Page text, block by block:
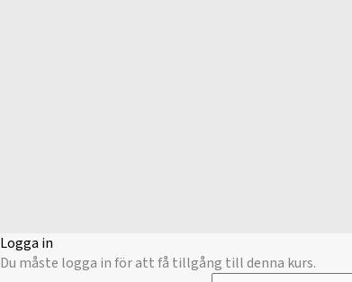
Logga in
Du måste logga in för att få tillgång till denna kurs.